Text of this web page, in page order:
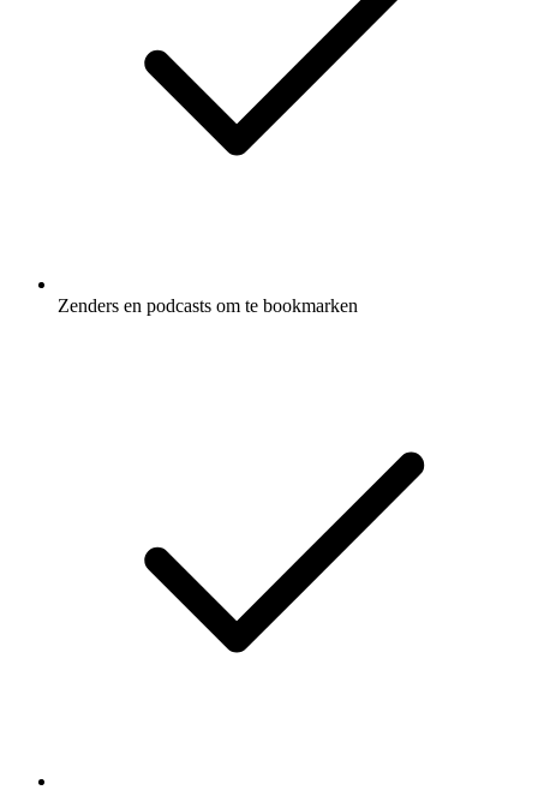
Zenders en podcasts om te bookmarken